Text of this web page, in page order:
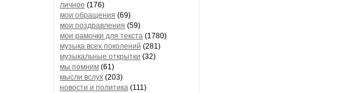
личное (176)
мои обращения (69)
мои поздравления (59)
мои рамочки для текста (1780)
музыка всех поколений (281)
музыкальные открытки (32)
мы помним (61)
мысли вслух (203)
новости и политика (111)